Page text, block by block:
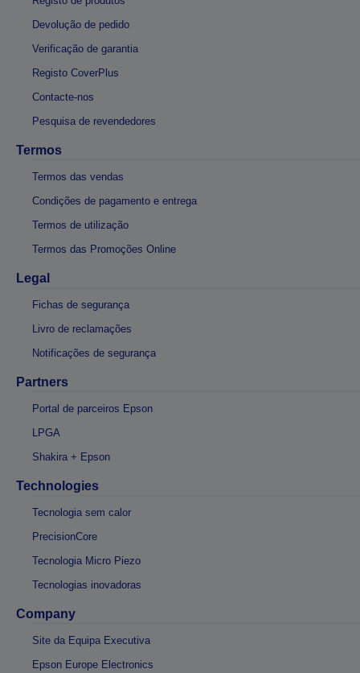
Devolução de pedido
Verificação de garantia
Registo CoverPlus
Contacte-nos
Pesquisa de revendedores
Termos
Termos das vendas
Condições de pagamento e entrega
Termos de utilização
Termos das Promoções Online
Legal
Fichas de segurança
Livro de reclamações
Notificações de segurança
Partners
Portal de parceiros Epson
LPGA
Shakira + Epson
Technologies
Tecnologia sem calor
PrecisionCore
Tecnologia Micro Piezo
Tecnologias inovadoras
Company
Site da Equipa Executiva
Epson Europe Electronics